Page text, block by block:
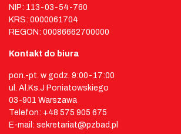
NIP: 113-03-54-760
KRS: 0000061704
REGON: 00086662700000
Kontakt do biura
pon.-pt. w godz. 9:00-17:00
ul. Al.Ks.J Poniatowskiego
03-901 Warszawa
Telefon: +48 575 905 675
E-mail: sekretariat@pzbad.pl